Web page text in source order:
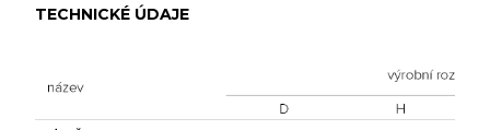
TECHNICKÉ ÚDAJE